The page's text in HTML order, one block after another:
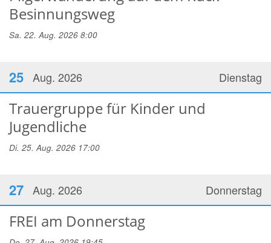
Besinnungsweg
Sa. 22. Aug. 2026 8:00
Dienstag
25 Aug. 2026
Trauergruppe für Kinder und
Jugendliche
Di. 25. Aug. 2026 17:00
Donnerstag
27 Aug. 2026
FREI am Donnerstag